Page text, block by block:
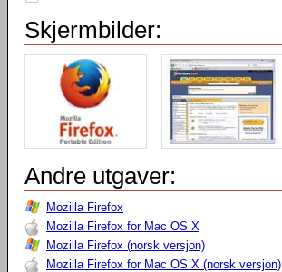
Skjermbilder:
Andre utgaver:
Mozilla Firefox
Mozilla Firefox for Mac OS X
Mozilla Firefox (norsk versjon)
Mozilla Firefox for Mac OS X (norsk versjon)